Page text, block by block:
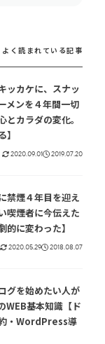
よく読まれている記事
ッカケに、スナッ
メンを４年間一切
カラダの変化。
】
2020.09.01 2019.07.20
禁煙４年目を迎え
喫煙者に今伝えた
に変わった】
2020.05.29 2018.08.07
グを始めたい人が
WEB基本知識【ド
・WordPress導